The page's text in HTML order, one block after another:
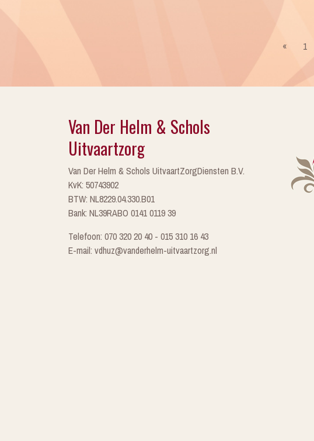
« 1
Van Der Helm & Schols
Uitvaartzorg
Van Der Helm & Schols UitvaartZorgDiensten B.V.
KvK: 50743902
BTW: NL8229.04.330.B01
Bank: NL39RABO 0141 0119 39
Telefoon: 070 320 20 40 - 015 310 16 43
E-mail: vdhuz@vanderhelm-uitvaartzorg.nl